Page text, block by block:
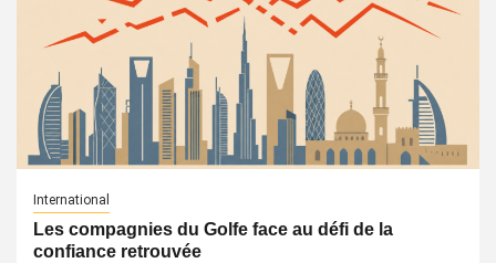
International
Les compagnies du Golfe face au défi de la
confiance retrouvée